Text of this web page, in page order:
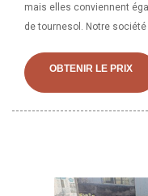
mais elles conviennent
de tournesol. Notre
presseurs d’huile, 1 %
sont des purificateurs
OBTENIR LE PRIX